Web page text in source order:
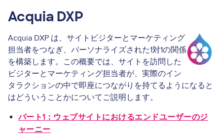
Acquia DXP
Image
Acquia DXP は、サイトビジターとマーケティング
担当者をつなぎ、パーソナライズされた1対1の関係
を構築します。この概要では、サイトを訪問した
ビジターとマーケティング担当者が、実際のイン
タラクションの中で即座につながりを持てるようになると
はどういうことかについてご説明します。
パート1：ウェブサイトにおけるエンドユーザーのジ
ャーニー